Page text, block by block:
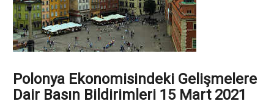
Polonya Ekonomisindeki Gelişmelere
Dair Basın Bildirimleri 15 Mart 2021